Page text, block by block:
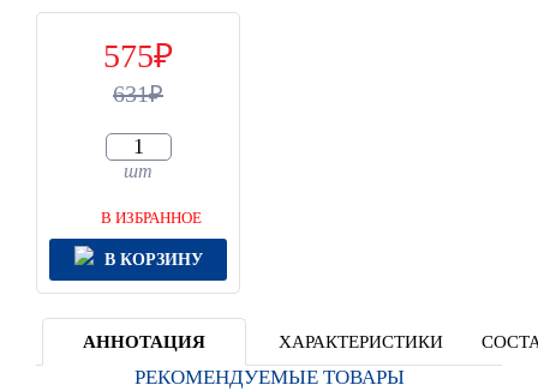
575
631
шт
В ИЗБРАННОЕ
В КОРЗИНУ
АННОТАЦИЯ ХАРАКТЕРИСТИКИ
РЕКОМЕНДУЕМЫЕ ТОВАРЫ